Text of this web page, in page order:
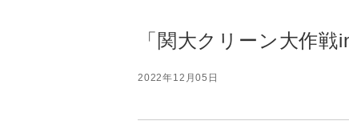
「関大クリーン大作
2022年12月05日